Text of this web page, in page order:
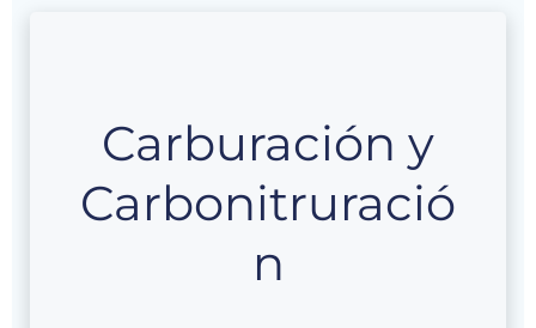
Carburación y
Carbonitruració
n